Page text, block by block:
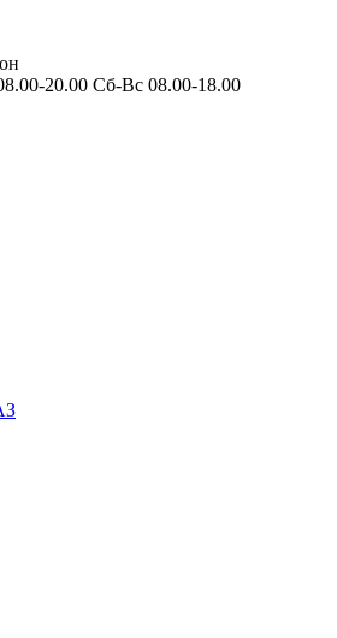
20.00 Сб-Вс 08.00-18.00